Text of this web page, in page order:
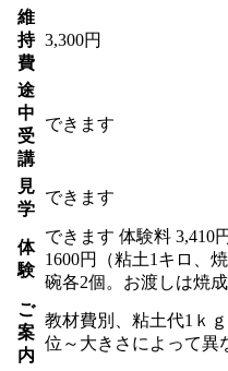
維
持
費
3,300円
途
中
受
講
できます
見
学
できます
体
験
できます 体験料 3,410
1600円（粘土1キロ、
碗各2個。お渡しは焼
ご
案
内
教材費別、粘土代1ｋ
位～大きさによって異